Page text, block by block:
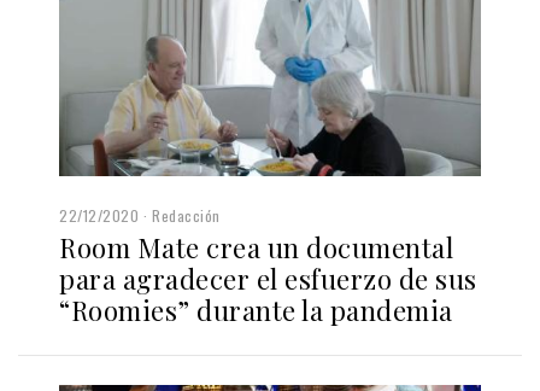
22/12/2020 Redacción
Room Mate crea un documental
para agradecer el esfuerzo de sus
“Roomies” durante la pandemia